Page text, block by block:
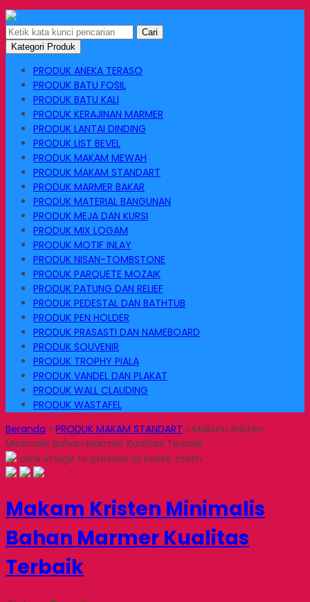
Cari
Kategori Produk
PRODUK ANEKA TERASO
PRODUK BATU FOSIL
PRODUK BATU KALI
PRODUK KERAJINAN MARMER
PRODUK LANTAI DINDING
PRODUK LIST BEVEL
PRODUK MAKAM MEWAH
PRODUK MAKAM STANDART
PRODUK MARMER BAKAR
PRODUK MATERIAL BANGUNAN
PRODUK MEJA DAN KURSI
PRODUK MIX LOGAM
PRODUK MOTIF INLAY
PRODUK NISAN-TOMBSTONE
PRODUK PARQUETE MOZAIK
PRODUK PATUNG DAN RELIEF
PRODUK PEDESTAL DAN BATHTUB
PRODUK PEN HOLDER
PRODUK PRASASTI DAN NAMEBOARD
PRODUK SOUVENIR
PRODUK TROPHY PIALA
PRODUK VANDEL DAN PLAKAT
PRODUK WALL CLAUDING
PRODUK WASTAFEL
Beranda » PRODUK MAKAM STANDART » Makam Kristen
Minimalis Bahan Marmer Kualitas Terbaik
click image to preview activate zoom
Makam Kristen Minimalis
Bahan Marmer Kualitas
Terbaik